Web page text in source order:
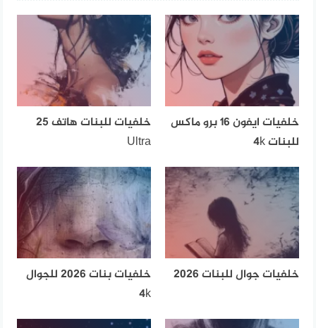
خلفيات ايفون 16 برو ماكس
للبنات 4k
خلفيات للبنات هاتف 25
Ultra
خلفيات جوال للبنات 2026
خلفيات بنات 2026 للجوال
4k